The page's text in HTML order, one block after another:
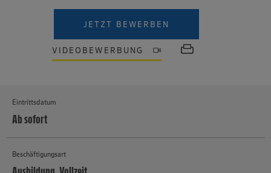
JETZT BEWERBEN
VIDEOBEWERBUNG
Eintrittsdatum
Ab sofort
Beschäftigungsart